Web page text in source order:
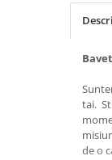
tai.
de o